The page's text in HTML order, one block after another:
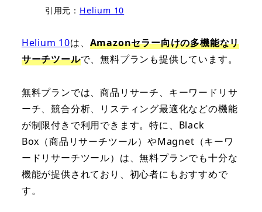
引用元： Helium 10
Helium 10は、 Amazonセラー向けの多機能なリ
サーチツールで、無料プランも提供しています。
無料プランでは、商品リサーチ、キーワードリサ
ーチ、競合分析、リスティング最適化などの機能
が制限付きで利用できます。特に、Black
Box（商品リサーチツール）やMagnet（キーワ
ードリサーチツール）は、無料プランでも十分な
機能が提供されており、初心者にもおすすめで
す。